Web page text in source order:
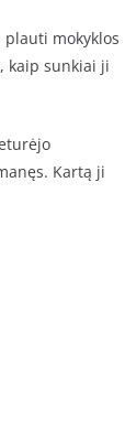
mokyklos
kaip sunkiai ji
Kartą ji